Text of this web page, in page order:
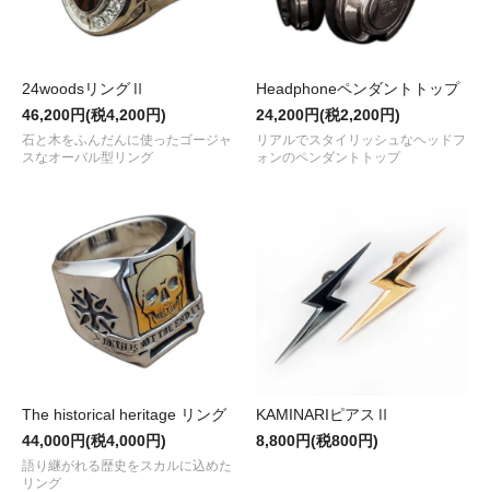
24woodsリングⅡ
46,200円(税4,200円)
石と木をふんだんに使ったゴージャ
スなオーバル型リング
Headphoneペンダントトップ
24,200円(税2,200円)
リアルでスタイリッシュなヘッドフ
ォンのペンダントトップ
The historical heritage リング
44,000円(税4,000円)
語り継がれる歴史をスカルに込めた
リング
KAMINARIピアスⅡ
8,800円(税800円)